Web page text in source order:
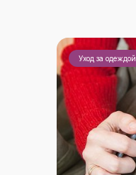
Уход за одеждой